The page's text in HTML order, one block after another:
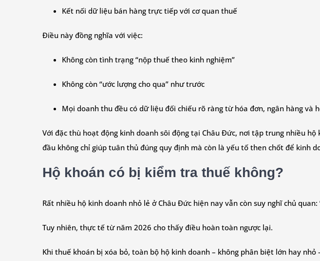
Kết nối dữ liệu bán hàng trực tiếp với cơ quan thuế
Điều này đồng nghĩa với việc:
Không còn tình trạng “nộp thuế theo kinh nghiệm”
Không còn “ước lượng cho qua” như trước
Mọi doanh thu đều có dữ liệu đối chiếu rõ ràng từ hóa đơn, ngân hàng và
Với đặc thù hoạt động kinh doanh sôi động tại Châu Đức, nơi tập trung nhiều
đầu không chỉ giúp tuân thủ đúng quy định mà còn là yếu tố then chốt để kinh
Hộ khoán có bị kiểm tra thuế không?
Rất nhiều hộ kinh doanh nhỏ lẻ ở Châu Đức hiện nay vẫn còn suy nghĩ chủ
Tuy nhiên, thực tế từ năm 2026 cho thấy điều hoàn toàn ngược lại.
Khi thuế khoán bị xóa bỏ, toàn bộ hộ kinh doanh – không phân biệt lớn hay